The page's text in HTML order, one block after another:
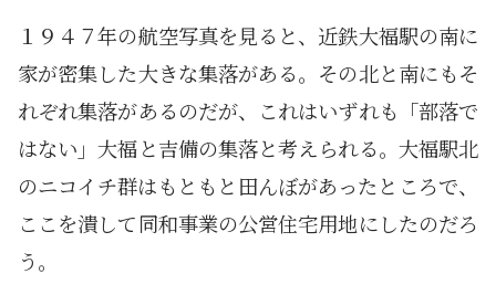
１９４７年の航空写真を見ると、近鉄大福駅の南に
家が密集した大きな集落がある。その北と南にもそ
れぞれ集落があるのだが、これはいずれも「部落で
はない」大福と吉備の集落と考えられる。大福駅北
のニコイチ群はもともと田んぼがあったところで、
ここを潰して同和事業の公営住宅用地にしたのだろ
う。